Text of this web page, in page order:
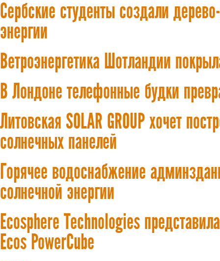
Сербские студенты создали
энергии
Ветроэнергетика Шотландии
В Лондоне телефонные будки
Литовская SOLAR GROUP хочет
солнечных панелей
Горячее водоснабжение
солнечной энергии
Ecosphere Technologies
Ecos PowerCube